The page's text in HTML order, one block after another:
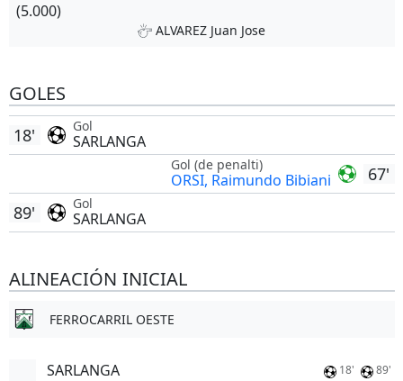
(5.000)
ALVAREZ Juan Jose
GOLES
Gol
SARLANGA
18'
67'
Gol (de penalti)
ORSI, Raimundo Bibiani
Gol
SARLANGA
89'
ALINEACIÓN INICIAL
FERROCARRIL OESTE
SARLANGA 18' 89'